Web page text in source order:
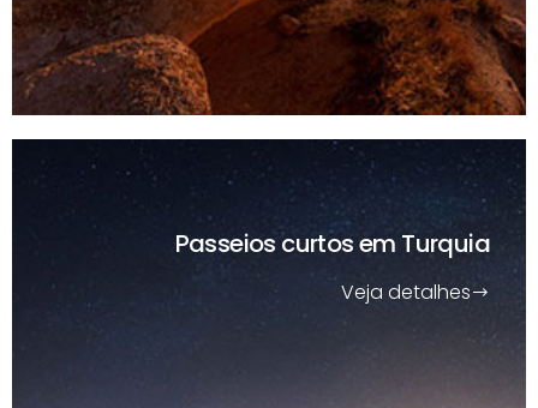
Passeios curtosem Turquia
Veja detalhes